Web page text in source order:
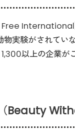
International
実験がされてい
以上の企業が
Beauty